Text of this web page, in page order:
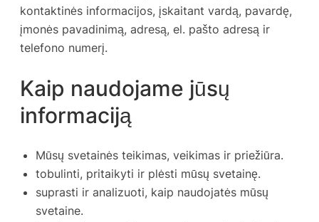
kontaktinės informacijos, įskaitant vardą, pavardę,
įmonės pavadinimą, adresą, el. pašto adresą ir
telefono numerį.
Kaip naudojame jūsų
informaciją
Mūsų svetainės teikimas, veikimas ir priežiūra.
tobulinti, pritaikyti ir plėsti mūsų svetainę.
suprasti ir analizuoti, kaip naudojatės mūsų
svetaine.